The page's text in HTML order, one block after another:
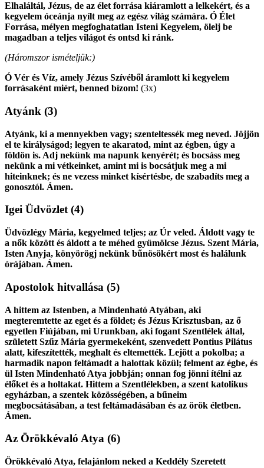
Elhaláltál, Jézus, de az élet forrása kiáramlott a lelkekért, és a
kegyelem óceánja nyílt meg az egész világ számára. Ó Élet
Forrása, mélyen megfoghatatlan Isteni Kegyelem, ölelj be
magadban a teljes világot és ontsd ki ránk.
(Háromszor ismételjük:)
Ó Vér és Víz, amely Jézus Szívéből áramlott ki kegyelem
forrásaként miért, benned bízom! (3x)
Atyánk (3)
Atyánk, ki a mennyekben vagy; szenteltessék meg neved. Jöjjön
el te királyságod; legyen te akaratod, mint az égben, úgy a
földön is. Adj nekünk ma napunk kenyérét; és bocsáss meg
nekünk a mi vétkeinket, amint mi is bocsátjuk meg a mi
hiteinknek; és ne vezess minket kísértésbe, de szabadíts meg a
gonosztól. Ámen.
Igei Üdvözlet(4)
Üdvözlégy Mária, kegyelmed teljes; az Úr veled. Áldott vagy te
a nők között és áldott a te méhed gyümölcse Jézus. Szent Mária,
Isten Anyja, könyörögj nekünk bűnösökért most és halálunk
órájában. Ámen.
Apostolok hitvallása (5)
A hittem az Istenben, a Mindenható Atyában, aki
megteremtette az eget és a földet; és Jézus Krisztusban, az ő
egyetlen Fiújában, mi Urunkban, aki fogant Szentlélek által,
született Szűz Mária gyermekeként, szenvedett Pontius Pilátus
alatt, kifeszítették, meghalt és eltemették. Lejött a pokolba; a
harmadik napon feltámadt a halottak közül; felment az égbe, és
ül Isten Mindenható Atya jobbján; onnan fog jönni ítélni az
élőket és a holtakat. Hittem a Szentlélekben, a szent katolikus
egyházban, a szentek közösségében, a bűneim
megbocsátásában, a test feltámadásában és az örök életben.
Ámen.
Az Örökkévaló Atya (6)
Örökkévaló Atya, felajánlom neked a Keddély Szeretett